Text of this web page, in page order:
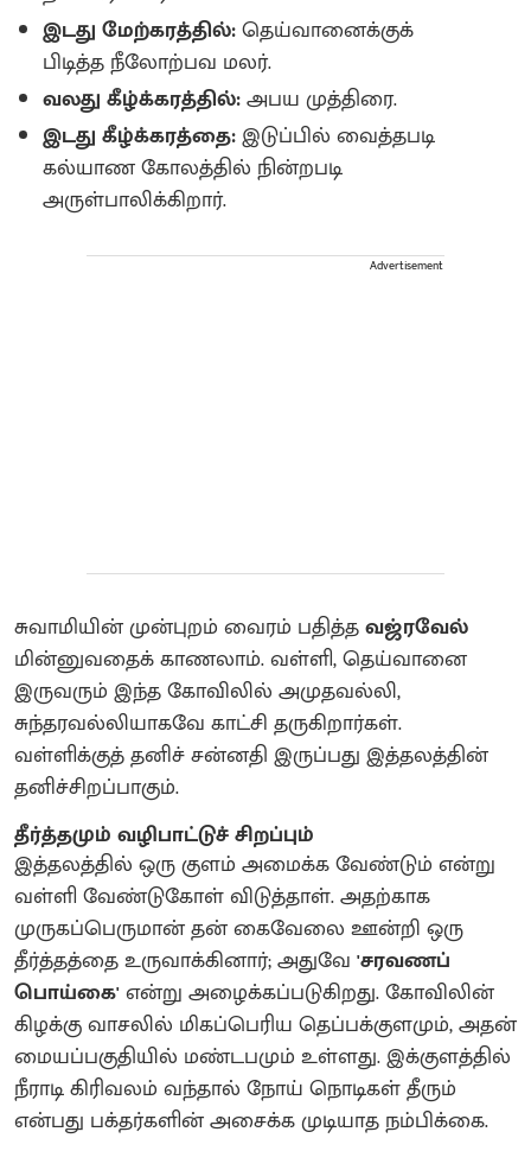
இடது மேற்கரத்தில்:தெய்வானைக்குக்
பிடித்த நீலோற்பவ மலர்.
வலது கீழ்க்கரத்தில்:அபய முத்திரை.
இடது கீழ்க்கரத்தை:இடுப்பில் வைத்தபடி
கல்யாண கோலத்தில் நின்றபடி
அருள்பாலிக்கிறார்.
Advertisement
சுவாமியின் முன்புறம் வைரம் பதித்தவஜ்ரவேல்
மின்னுவதைக் காணலாம். வள்ளி, தெய்வானை
இருவரும் இந்த கோவிலில் அமுதவல்லி,
சுந்தரவல்லியாகவே காட்சி தருகிறார்கள்.
வள்ளிக்குத் தனிச் சன்னதி இருப்பது இத்தலத்தின்
தனிச்சிறப்பாகும்.
தீர்த்தமும் வழிபாட்டுச் சிறப்பும்
இத்தலத்தில் ஒரு குளம் அமைக்க வேண்டும் என்று
வள்ளி வேண்டுகோள் விடுத்தாள். அதற்காக
முருகப்பெருமான் தன் கைவேலை ஊன்றி ஒரு
தீர்த்தத்தை உருவாக்கினார்; அதுவே 'சரவணப்
பொய்கை'என்று அழைக்கப்படுகிறது. கோவிலின்
கிழக்கு வாசலில் மிகப்பெரிய தெப்பக்குளமும், அதன்
மையப்பகுதியில் மண்டபமும் உள்ளது. இக்குளத்தில்
நீராடி கிரிவலம் வந்தால் நோய் நொடிகள் தீரும்
என்பது பக்தர்களின் அசைக்க முடியாத நம்பிக்கை.